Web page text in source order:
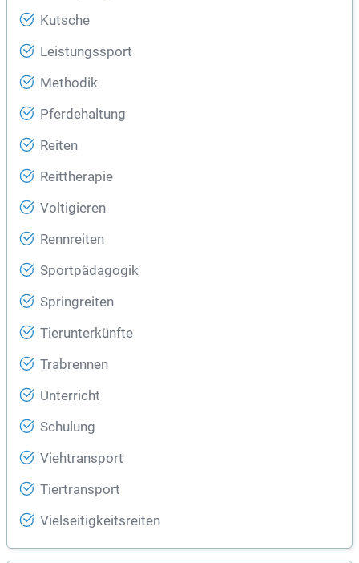
Kutsche
Leistungssport
Methodik
Pferdehaltung
Reiten
Reittherapie
Voltigieren
Rennreiten
Sportpädagogik
Springreiten
Tierunterkünfte
Trabrennen
Unterricht
Schulung
Viehtransport
Tiertransport
Vielseitigkeitsreiten